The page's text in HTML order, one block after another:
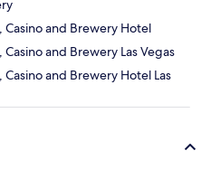
and Brewery Hotel
and Brewery Las Vegas
and Brewery Hotel Las